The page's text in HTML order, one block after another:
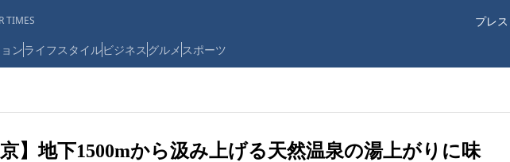
TIMES プレ
ンライフスタイルビジネス グルメ スポーツ
京】地下1500mから汲み上げる天然温泉の湯上がりに味